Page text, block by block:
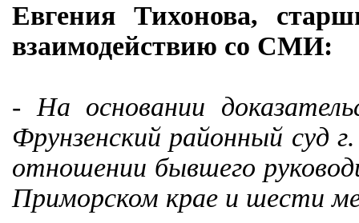
Евгения Тихонова,
взаимодействию со СМИ:
- На основании
Фрунзенский районный суд
отношении бывшего
Приморском крае и шести